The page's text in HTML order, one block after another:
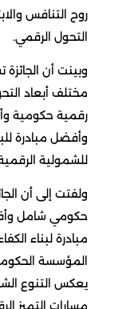
روح التنافس
التحول الرقمي.
وبينت أن
مختلف أبعاد
رقمية حكومية
وأفضل مبادرة
للشمولية
ولفتت إلى أن
حكومي شامل
مبادرة لبناء
المؤسسة
يعكس التنوع